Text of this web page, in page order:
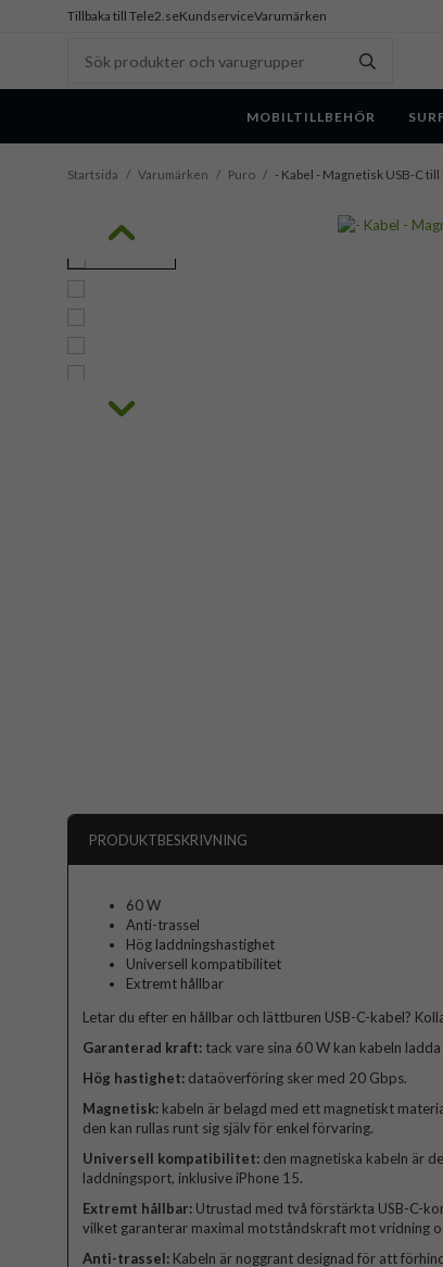
Tillbaka till Tele2.seKundserviceVarumärken
MOBILTILLBEHÖR
Startsida / Varumärken / Puro / - Kabel - Magnetisk USB-C till
PRODUKTBESKRIVNING
60 W
Anti-trassel
Hög laddningshastighet
Universell kompatibilitet
Extremt hållbar
Letar du efter en hållbar och lättburen USB-C-kabel?
Garanterad kraft: tack vare sina 60 W kan kabeln
Hög hastighet: dataöverföring sker med 20 Gbps.
Magnetisk: kabeln är belagd med ett magnetiskt
den kan rullas runt sig själv för enkel förvaring.
Universell kompatibilitet: den magnetiska kabeln är
laddningsport, inklusive iPhone 15.
Extremt hållbar: Utrustad med två förstärkta USB-C-
vilket garanterar maximal motståndskraft mot vridning
Anti-trassel: Kabeln är noggrant designad för att